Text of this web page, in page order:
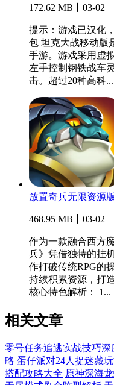
172.62 MB丨03-02
提示：游戏已汉化
包 坦克大战移动版
手游。游戏采用虚
左手控制钢铁战车
击。超过20种高科...
放置奇兵无限资源
468.95 MB丨03-02
作为一款融合西方
兵》凭借独特的挂
作打破传统RPG的
持续积累资源，打
核心特色解析： 1...
相关文章
零号任务追逃实战技巧深
略 蛋仔派对24人捉迷藏
搭配攻略大全 原神深海